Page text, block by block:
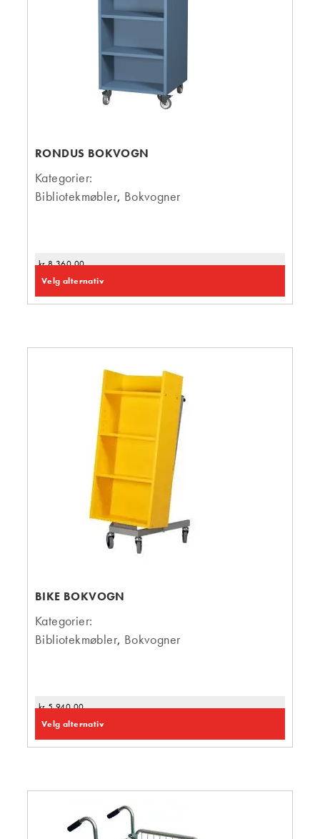
RONDUS BOKVOGN
Kategorier:
Bibliotekmøbler, Bokvogner
kr8 360,00
Velg alternativ
BIKE BOKVOGN
Kategorier:
Bibliotekmøbler, Bokvogner
kr5 940,00
Velg alternativ